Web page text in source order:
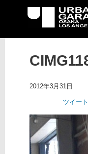
UG メ
2012年3月31日
ツイート